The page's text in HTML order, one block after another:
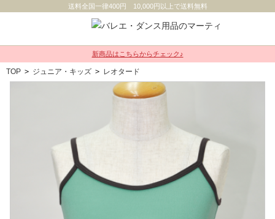
送料全国一律400円 10,000円以上で送料無料
新商品はこちらからチェック♪
TOP > ジュニア・キッズ > レオタード